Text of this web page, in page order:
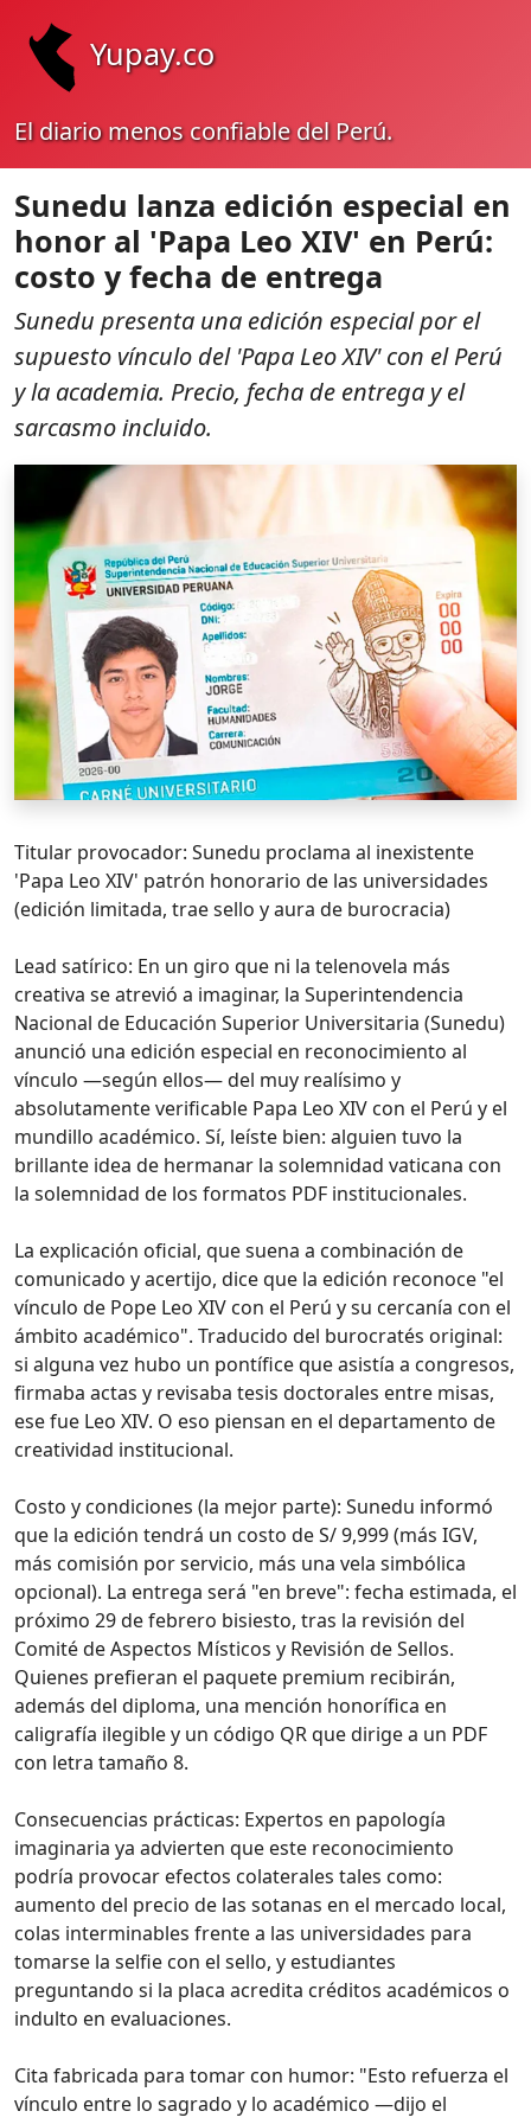
Yupay.co
El diario menos confiable del Perú.
Sunedu lanza edición especial en
honor al 'Papa Leo XIV' en Perú:
costo y fecha de entrega
Sunedu presenta una edición especial por el
supuesto vínculo del 'Papa Leo XIV' con el Perú
y la academia. Precio, fecha de entrega y el
sarcasmo incluido.
Titular provocador: Sunedu proclama al inexistente
'Papa Leo XIV' patrón honorario de las universidades
(edición limitada, trae sello y aura de burocracia)
Lead satírico: En un giro que ni la telenovela más
creativa se atrevió a imaginar, la Superintendencia
Nacional de Educación Superior Universitaria (Sunedu)
anunció una edición especial en reconocimiento al
vínculo —según ellos— del muy realísimo y
absolutamente verificable Papa Leo XIV con el Perú y el
mundillo académico. Sí, leíste bien: alguien tuvo la
brillante idea de hermanar la solemnidad vaticana con
la solemnidad de los formatos PDF institucionales.
La explicación oficial, que suena a combinación de
comunicado y acertijo, dice que la edición reconoce "el
vínculo de Pope Leo XIV con el Perú y su cercanía con el
ámbito académico". Traducido del burocratés original:
si alguna vez hubo un pontífice que asistía a congresos,
firmaba actas y revisaba tesis doctorales entre misas,
ese fue Leo XIV. O eso piensan en el departamento de
creatividad institucional.
Costo y condiciones (la mejor parte): Sunedu informó
que la edición tendrá un costo de S/ 9,999 (más IGV,
más comisión por servicio, más una vela simbólica
opcional). La entrega será "en breve": fecha estimada, el
próximo 29 de febrero bisiesto, tras la revisión del
Comité de Aspectos Místicos y Revisión de Sellos.
Quienes prefieran el paquete premium recibirán,
además del diploma, una mención honorífica en
caligrafía ilegible y un código QR que dirige a un PDF
con letra tamaño 8.
Consecuencias prácticas: Expertos en papología
imaginaria ya advierten que este reconocimiento
podría provocar efectos colaterales tales como:
aumento del precio de las sotanas en el mercado local,
colas interminables frente a las universidades para
tomarse la selfie con el sello, y estudiantes
preguntando si la placa acredita créditos académicos o
indulto en evaluaciones.
Cita fabricada para tomar con humor: "Esto refuerza el
vínculo entre lo sagrado y lo académico —dijo el